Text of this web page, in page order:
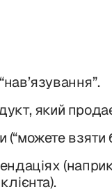
який
взяти